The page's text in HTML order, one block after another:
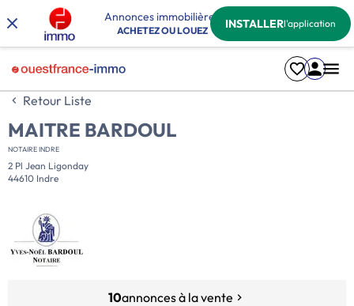
Annonces immobilières
ACHETEZ OU LOUEZ INSTALLERl'application
Retour Liste
MAITRE BARDOUL
NOTAIRE INDRE
2 Pl Jean Ligonday
44610 Indre
10annonces à la vente